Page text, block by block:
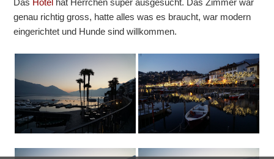
genau richtig gross, hatte alles was es braucht, war modern
eingerichtet und Hunde sind willkommen.